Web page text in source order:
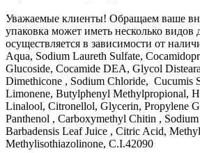
Уважаемые клиенты! Обращаем ваше
упаковка может иметь несколько видов
осуществляется в зависимости от
Aqua, Sodium Laureth Sulfate,
Glucoside, Cocamide DEA, Glycol
Dimethicone , Sodium Chloride, Cucumis
Limonene, Butylphenyl Methylpropional,
Linalool, Citronellol, Glycerin, Propylene
Panthenol , Carboxymethyl Chitin ,
Barbadensis Leaf Juice , Citric Acid,
Methylisothiazolinone, C.I.42090